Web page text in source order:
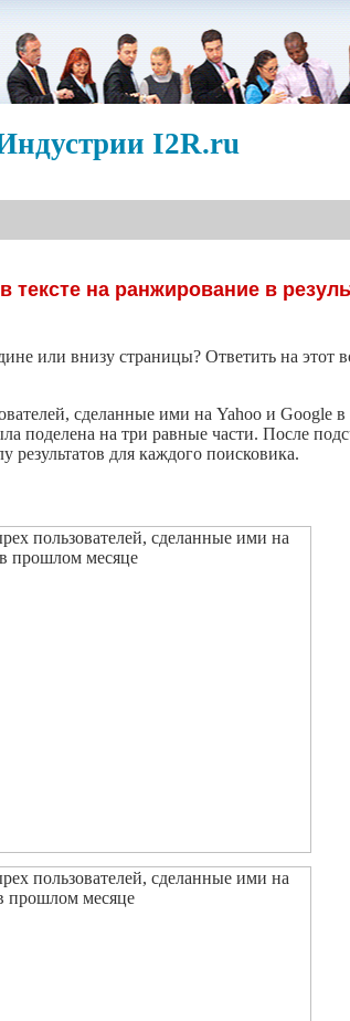
I2R.ru
на ранжирование в
или внизу страницы? Ответить на этот
сделанные ими на Yahoo и
поделена на три равные части. После
для каждого поисковика.